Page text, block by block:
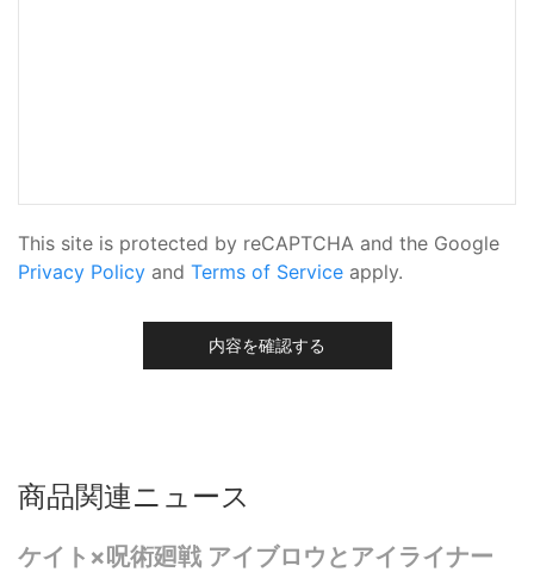
This site is protected by reCAPTCHA and the Google
Privacy Policy and Terms of Service apply.
内容を確認する
商品関連ニュース
ケイト×呪術廻戦 アイブロウとアイライナー